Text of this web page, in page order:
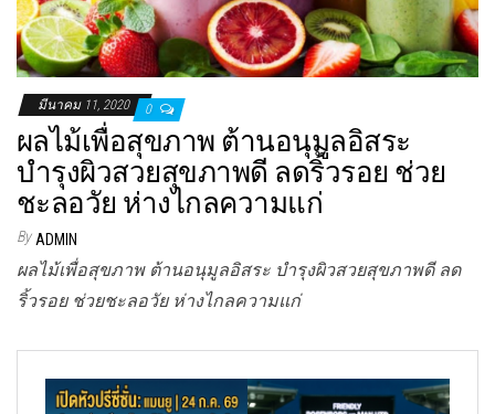
มีนาคม 11, 2020 0
ผลไม้เพื่อสุขภาพ ต้านอนุมูลอิสระ
บำรุงผิวสวยสุขภาพดี ลดริ้วรอย ช่วย
ชะลอวัย ห่างไกลความแก่
By ADMIN
ผลไม้เพื่อสุขภาพ ต้านอนุมูลอิสระ บำรุงผิวสวยสุขภาพดี ลด
ริ้วรอย ช่วยชะลอวัย ห่างไกลความแก่